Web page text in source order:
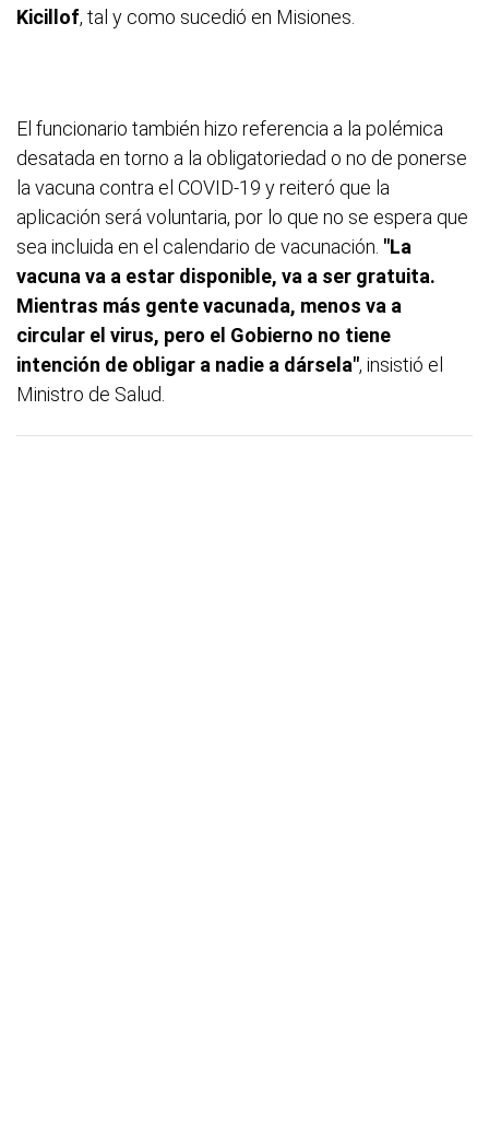
Kicillof, tal y como sucedió en Misiones.
El funcionario también hizo referencia a la polémica
desatada en torno a la obligatoriedad o no de ponerse
la vacuna contra el COVID-19 y reiteró que la
aplicación será voluntaria, por lo que no se espera que
sea incluida en el calendario de vacunación. "La
vacuna va a estar disponible, va a ser gratuita.
Mientras más gente vacunada, menos va a
circular el virus, pero el Gobierno no tiene
intención de obligar a nadie a dársela", insistió el
Ministro de Salud.